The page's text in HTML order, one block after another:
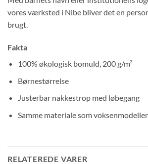
vores værksted i Nibe bliver det en
brugt.
Fakta
100% økologisk bomuld, 200 g/m²
Børnestørrelse
Justerbar nakkestrop med løbegang
Samme materiale som
RELATEREDE VARER